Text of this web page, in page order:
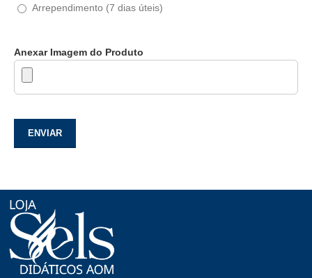
Arrependimento (7 dias úteis)
Anexar Imagem do Produto